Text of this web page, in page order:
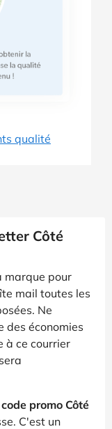
qualité
Côté
marque pour
mail toutes les
Ne
des économies
à ce courrier
code promo Côté
C'est un